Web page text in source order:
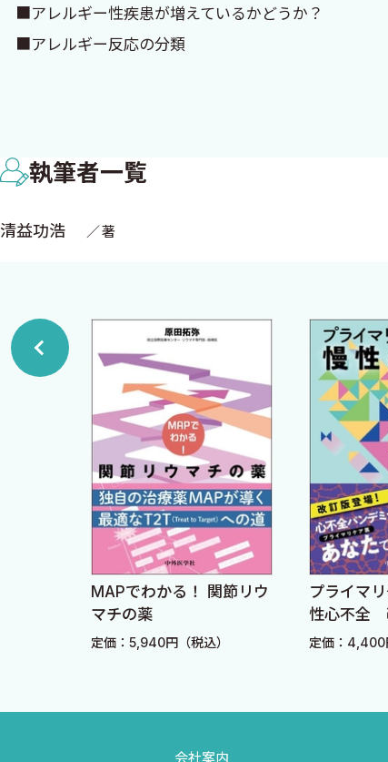
進めるのではないでしょうか？ 今回，中外医学社の
■アレルギー性疾患が増えているかどうか？
■アレルギー反応の分類
2．小児の特性
■脳の発達
■運動機能
■水分量
■小児の皮膚の特徴
■免疫状態
3．EBMの診かた・考えかた
■医療紛争に備えて知っておくべき法知識
■コミュニケーションスキルについて
4．小児に多いアレルギー性疾患の診かた・考えかた
Ａ．食物アレルギー
■食物アレルギーの診断
執筆者一覧
清益功浩 著
MAPでわかる！ 関節リウ
マチの薬
定価：5,940円（税込）
プライマ
性心不全
定価：4,400
会社案内